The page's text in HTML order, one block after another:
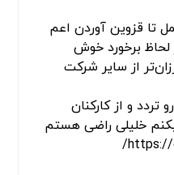
تا قزوین آوردن اعم
لحاظ برخورد خوش
از سایر شرکت
تردد و از کارکنان
خلیلی راضی هستم
https://